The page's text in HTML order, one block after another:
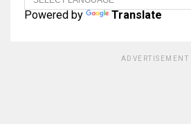
Powered by Translate
ADVERTISEMENT